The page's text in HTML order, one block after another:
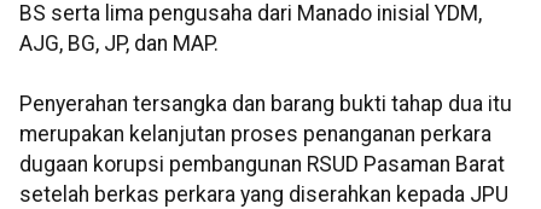
BS serta lima pengusaha dari Manado inisial YDM,
AJG, BG, JP, dan MAP.
Penyerahan tersangka dan barang bukti tahap dua itu
merupakan kelanjutan proses penanganan perkara
dugaan korupsi pembangunan RSUD Pasaman Barat
setelah berkas perkara yang diserahkan kepada JPU